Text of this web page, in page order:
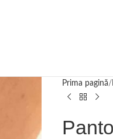
Prima pagină